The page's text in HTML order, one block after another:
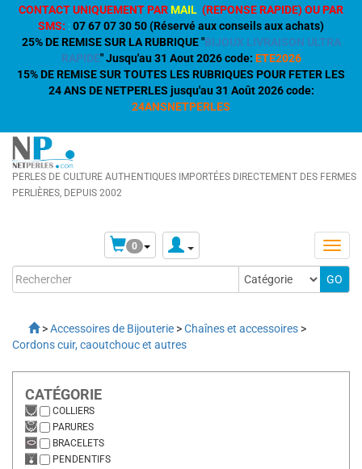
CONTACT UNIQUEMENT PARMAIL (REPONSE RAPIDE) OU PAR
SMS: :07 67 07 30 50 (Réservé aux conseils aux achats)
25% DE REMISE SUR LA RUBRIQUE "BIJOUX LIVRAISON ULTRA
RAPIDE" Jusqu'au 31 Aout 2026 code: ETE2026
15% DE REMISE SUR TOUTES LES RUBRIQUES POUR FETER LES
24 ANS DE NETPERLES jusqu'au 31 Août 2026 code:
24ANSNETPERLES
PERLES DE CULTURE AUTHENTIQUES IMPORTÉES DIRECTEMENT DES FERMES
PERLIÈRES, DEPUIS 2002
0
>Accessoires de Bijouterie >Chaînes et accessoires >
Cordons cuir, caoutchouc et autres
CATÉGORIE
COLLIERS
PARURES
BRACELETS
PENDENTIFS